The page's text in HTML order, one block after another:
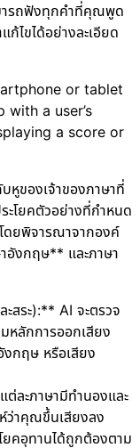
ารถฟังทุกคำที่คุณพูด
ก้ไขได้อย่างละเอียด
or tablet
with a user’s
a score or
หูของเจ้าของภาษาที่
โยคตัวอย่างที่กำหนด
ดยพิจารณาจากองค์
อังกฤษ** และภาษา
สระ):** AI จะตรวจ
หลักการออกเสียง
งกฤษ หรือเสียง
ละภาษามีทำนองและ
ว่าคุณขึ้นเสียงลง
ยคอุทานได้ถูกต้องตาม